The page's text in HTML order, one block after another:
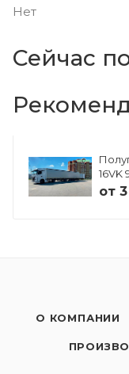
Нет
Сейчас
16VK
от
О КОМПАНИИ